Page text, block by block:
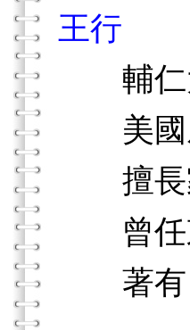
王行
輔仁
美國
擅長
曾任
著有《